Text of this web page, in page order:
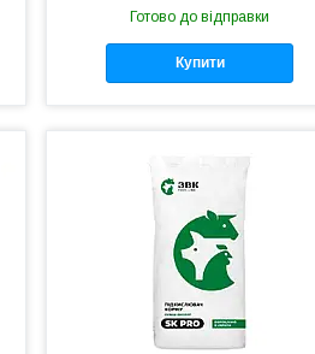
Готово до відправки
Купити